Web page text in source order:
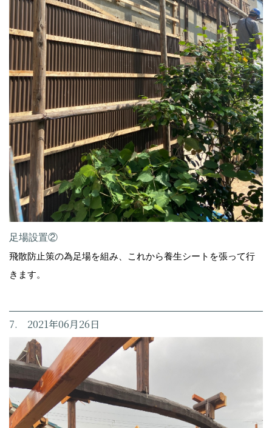
足場設置②
飛散防止策の為足場を組み、これから養生シートを張って行
きます。
7. 2021年06月26日